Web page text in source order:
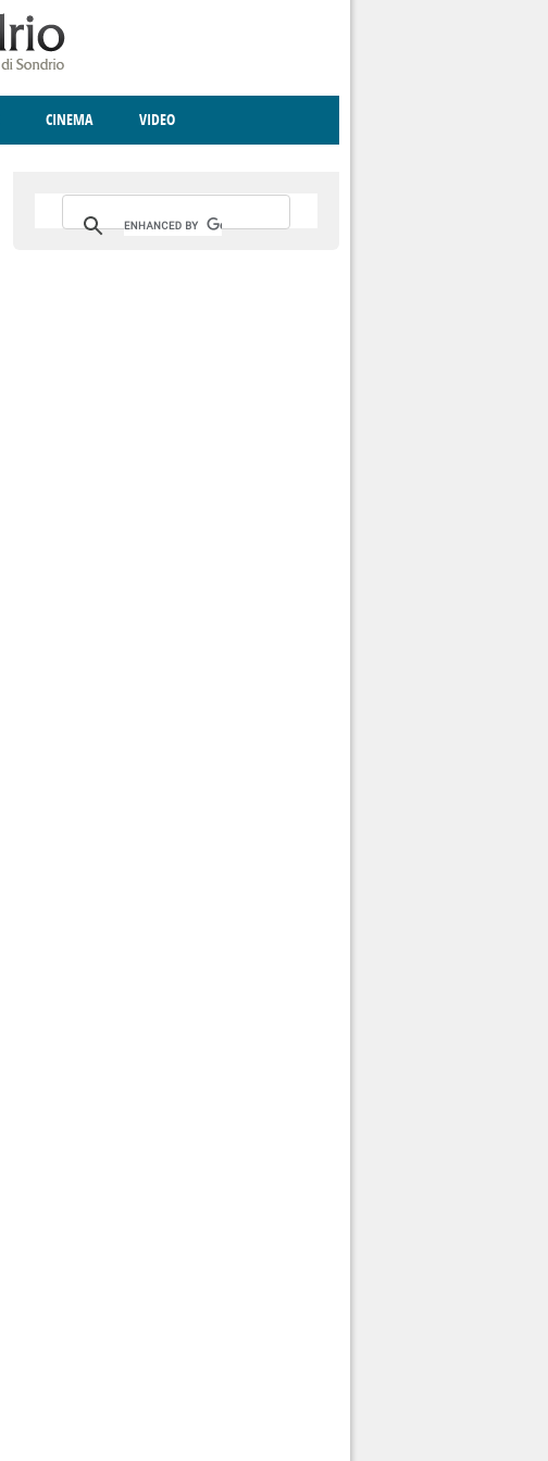
CINEMA VIDEO